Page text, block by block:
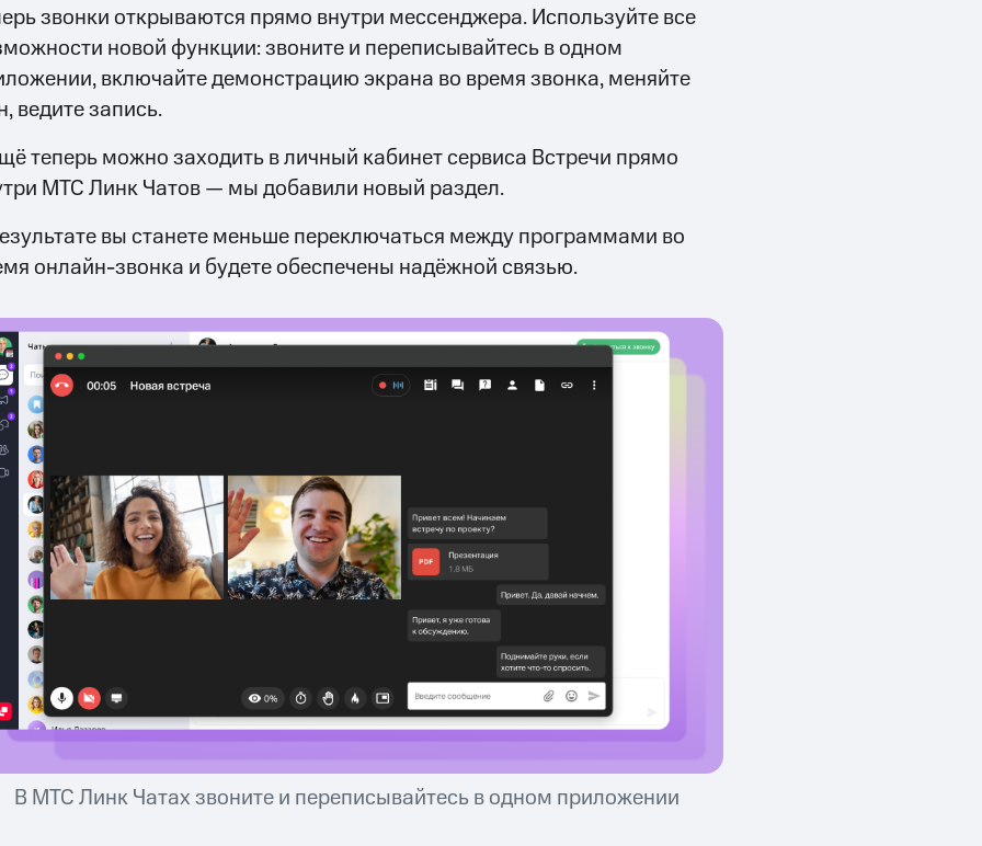
звонки открываются прямо внутри мессенджера. Используйте все
новой функции: звоните и переписывайтесь в одном
включайте демонстрацию экрана во время звонка, меняйте
ведите запись.
теперь можно заходить в личный кабинет сервиса Встречи прямо
МТС Линк Чатов — мы добавили новый раздел.
вы станете меньше переключаться между программами во
онлайн-звонка и будете обеспечены надёжной связью.
В МТС Линк Чатах звоните и переписывайтесь в одном приложении